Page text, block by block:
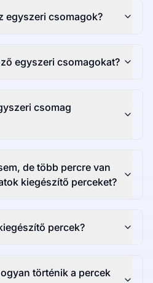
egyszeri csomagok?
egyszeri csomagokat?
csomag
de több percre van
kiegészítő perceket?
percek?
történik a percek